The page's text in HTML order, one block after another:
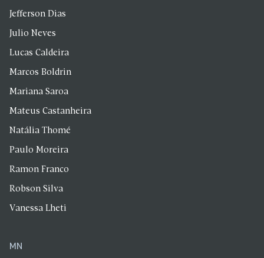
Jefferson Dias
Julio Neves
Lucas Caldeira
Marcos Boldrin
Mariana Saroa
Mateus Castanheira
Natália Thomé
Paulo Moreira
Ramon Franco
Robson Silva
Vanessa Lheti
MN